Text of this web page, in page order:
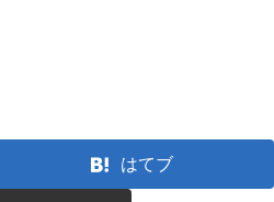
はてブ